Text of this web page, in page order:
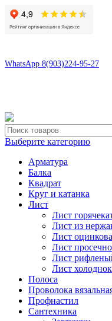
WhatsApp 8(903)224-95-27
Выберите категорию
Арматура
Балка
Квадрат
Круг и катанка
Лист
Лист
Лист из
Лист
Лист
Лист
Лист
Полоса
Проволока
Профнастил
Сантехника